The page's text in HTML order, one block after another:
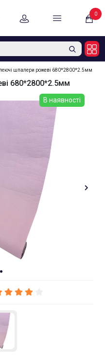
0
шпалери рожеві 680*2800*2.5мм
680*2800*2.5мм
В наявності